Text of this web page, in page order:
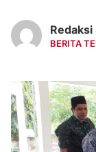
Redaksi
BERITA